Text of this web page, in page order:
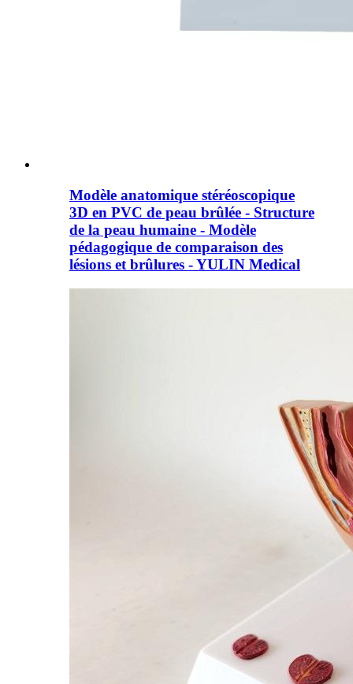
Modèle anatomique stéréoscopique
3D en PVC de peau brûlée - Structure
de la peau humaine - Modèle
pédagogique de comparaison des
lésions et brûlures - YULIN Medical